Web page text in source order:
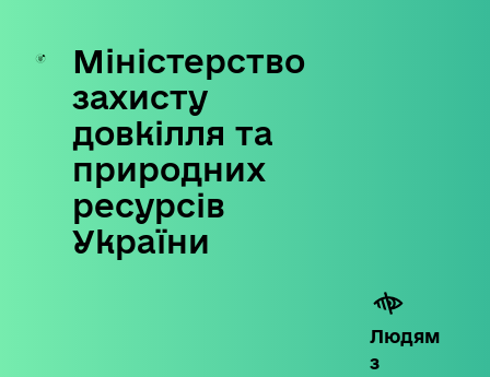
Skip
content
Міністерство
захисту
довкілля та
природних
ресурсів
України
Людям
з